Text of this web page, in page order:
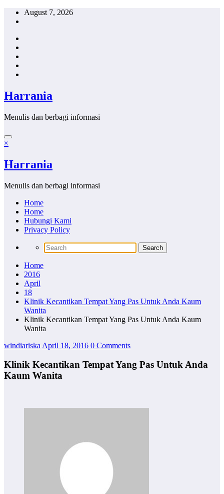
Skip
August 7, 2026
Harrania
Menulis dan berbagi informasi
×
Harrania
Menulis dan berbagi informasi
Home
Home
Hubungi Kami
Privacy Policy
Home
2016
April
18
Klinik Kecantikan Tempat Yang Pas Untuk Anda Kaum
Wanita
Klinik Kecantikan Tempat Yang Pas Untuk Anda Kaum
Wanita
windiariska April 18, 2016 0 Comments
Klinik Kecantikan Tempat Yang Pas Untuk Anda
Kaum Wanita